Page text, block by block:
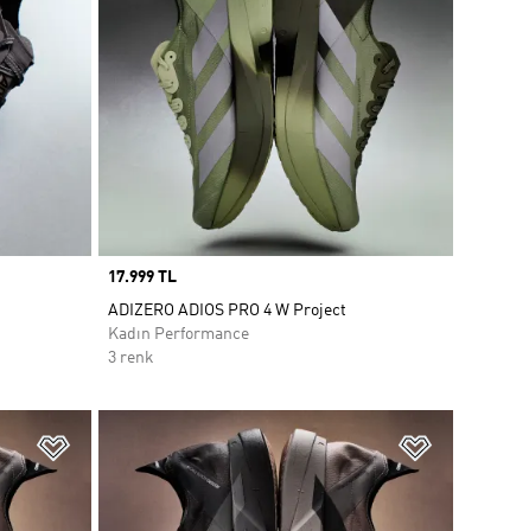
Price
17.999 TL
ADIZERO ADIOS PRO 4 W Project
Kadın Performance
3 renk
Favori Listesine Ekle